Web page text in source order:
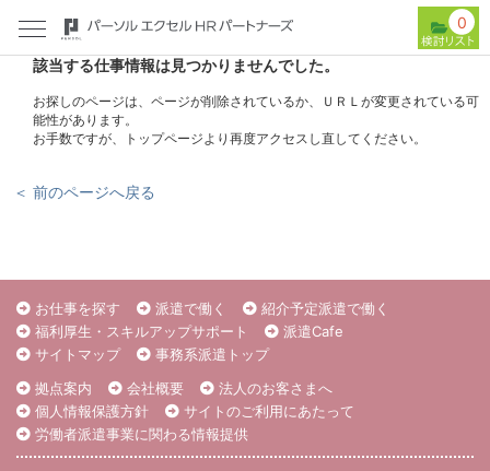
0
該当する仕事情報は見つかりませんでした。
お探しのページは、ページが削除されているか、ＵＲＬが変更されている可
能性があります。
お手数ですが、トップページより再度アクセスし直してください。
＜ 前のページへ戻る
お仕事を探す 派遣で働く
紹介予定派遣で働く
福利厚生・スキルアップサポート
派遣Cafe
サイトマップ
事務系派遣トップ
拠点案内
会社概要
法人のお客さまへ
個人情報保護方針
サイトのご利用にあたって
労働者派遣事業に関わる情報提供